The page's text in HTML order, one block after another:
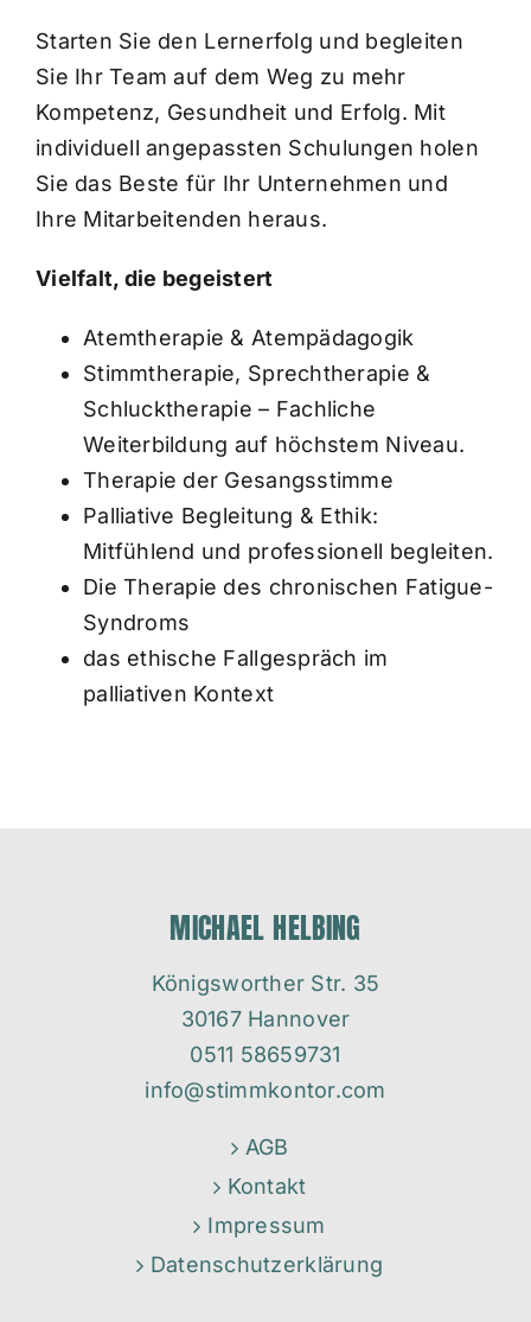
Starten Sie den Lernerfolg und begleiten
Sie Ihr Team auf dem Weg zu mehr
Kompetenz, Gesundheit und Erfolg. Mit
individuell angepassten Schulungen holen
Sie das Beste für Ihr Unternehmen und
Ihre Mitarbeitenden heraus.
Vielfalt, die begeistert
Atemtherapie & Atempädagogik
Stimmtherapie, Sprechtherapie &
Schlucktherapie – Fachliche
Weiterbildung auf höchstem Niveau.
Therapie der Gesangsstimme
Palliative Begleitung & Ethik:
Mitfühlend und professionell begleiten.
Die Therapie des chronischen Fatigue-
Syndroms
das ethische Fallgespräch im
palliativen Kontext
MICHAEL HELBING
Königsworther Str. 35
30167 Hannover
0511 58659731
info@stimmkontor.com
AGB
Kontakt
Impressum
Datenschutzerklärung